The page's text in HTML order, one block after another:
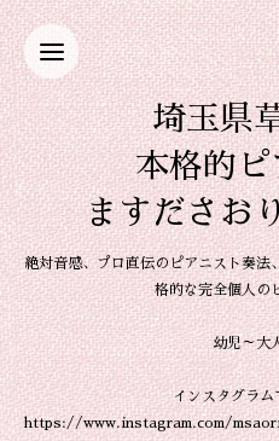
埼玉県
本格的
ますださお
絶対音感、プロ直伝のピアニスト奏法
格的な完全個人の
幼児～大
インスタグラム
https://www.instagram.com/